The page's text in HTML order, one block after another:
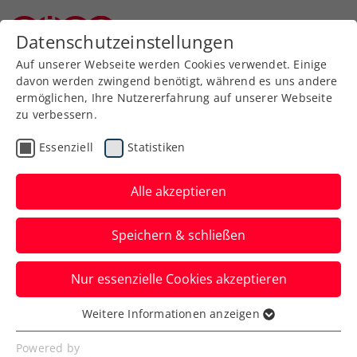
Schutz und Hilfe
Datenschutzeinstellungen
Auf unserer Webseite werden Cookies verwendet. Einige
davon werden zwingend benötigt, während es uns andere
ermöglichen, Ihre Nutzererfahrung auf unserer Webseite
zu verbessern.
Essenziell Statistiken
Alle akzeptieren
Speichern & schließen
Nur essenzielle Cookies akzeptieren
Essenziell
Essenzielle Cookies werden für grundlegende
Weitere Informationen anzeigen
Powered by